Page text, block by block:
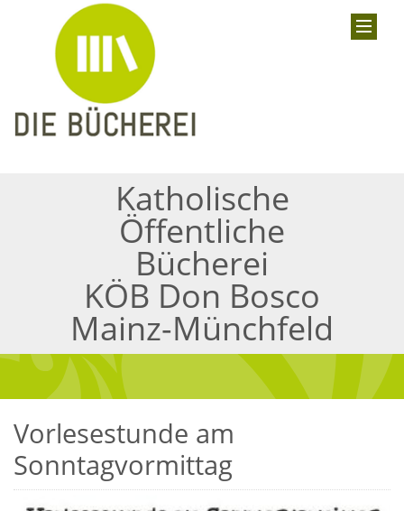
Katholische
Öffentliche
Bücherei
KÖB Don Bosco
Mainz-Münchfeld
Vorlesestunde am
Sonntagvormittag